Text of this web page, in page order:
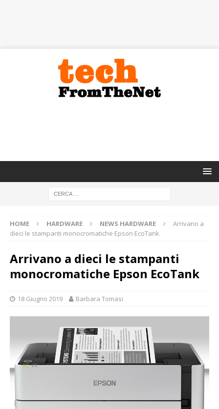
HOME HARDWARE NEWS HARDWARE
Arrivano a
dieci le stampanti monocromatiche Epson EcoTank
Arrivano a dieci le stampanti
monocromatiche Epson EcoTank
18 Giugno 2019 Barbara Tomasi